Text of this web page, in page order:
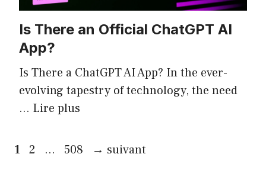
Is There an Official ChatGPT AI
App?
Is There a ChatGPT AI App? In the ever-
evolving tapestry of technology, the need
… Lire plus
Page
1 Page
2 … Page
508 → suivant